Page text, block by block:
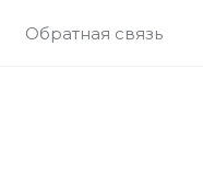
Обратная связь